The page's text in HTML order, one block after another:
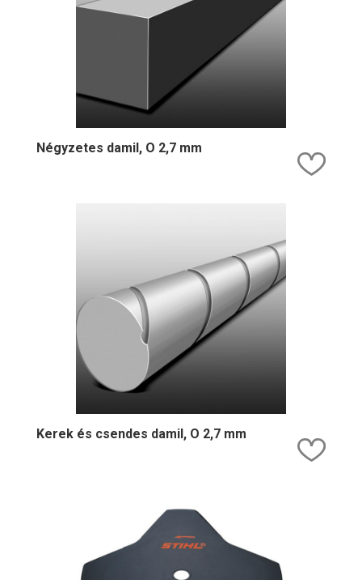
Négyzetes damil, O 2,7 mm
Kerek és csendes damil, O 2,7 mm